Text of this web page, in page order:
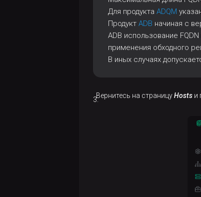
Для продукта ADQM
Продукт ADB начиная с
ADB использование
применения обходного
В иных случаях
Вернитесь на страницуHosts и